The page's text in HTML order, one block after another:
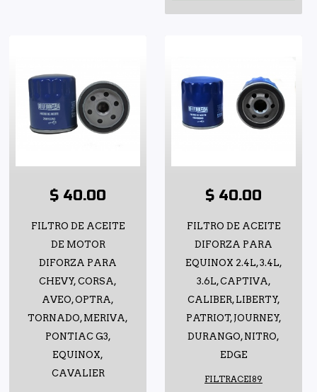
$ 40.00
FILTRO DE ACEITE
DE MOTOR
DIFORZA PARA
CHEVY, CORSA,
AVEO, OPTRA,
TORNADO, MERIVA,
PONTIAC G3,
EQUINOX,
CAVALIER
$ 40.00
FILTRO DE ACEITE
DIFORZA PARA
EQUINOX 2.4L, 3.4L,
3.6L, CAPTIVA,
CALIBER, LIBERTY,
PATRIOT, JOURNEY,
DURANGO, NITRO,
EDGE
FILTRACEI89